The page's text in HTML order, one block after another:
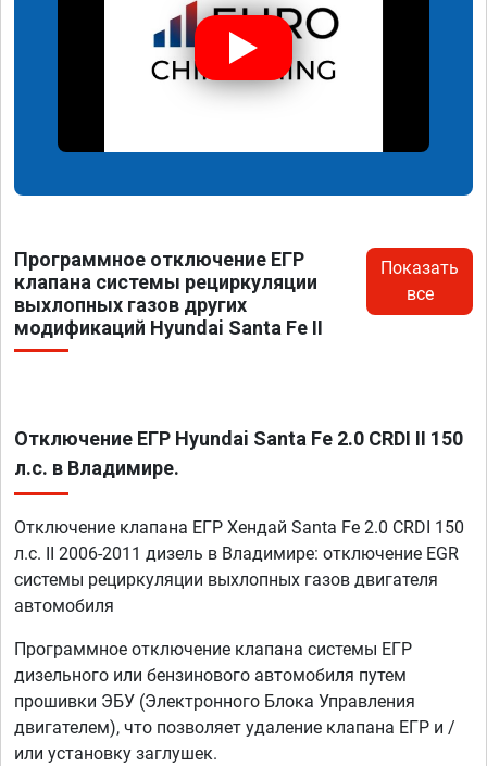
Программное отключение ЕГР
клапана системы рециркуляции
выхлопных газов других
модификаций Hyundai Santa Fe II
Показать
все
Отключение ЕГР Hyundai Santa Fe 2.0 CRDI II 150
л.с. в Владимире.
Отключение клапана ЕГР Хендай Santa Fe 2.0 CRDI 150
л.с. II 2006-2011 дизель в Владимире: отключение EGR
системы рециркуляции выхлопных газов двигателя
автомобиля
Программное отключение клапана системы ЕГР
дизельного или бензинового автомобиля путем
прошивки ЭБУ (Электронного Блока Управления
двигателем), что позволяет удаление клапана ЕГР и /
или установку заглушек.